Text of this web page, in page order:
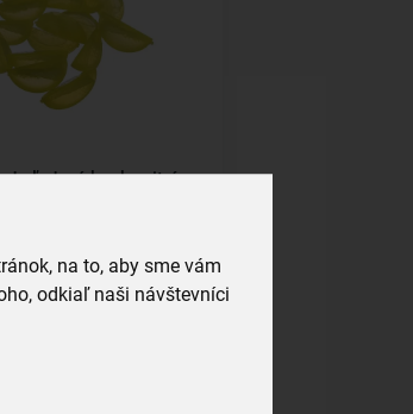
na to, aby sme vám
odkiaľ naši návštevníci
- ľadové kocky citrón
košíka